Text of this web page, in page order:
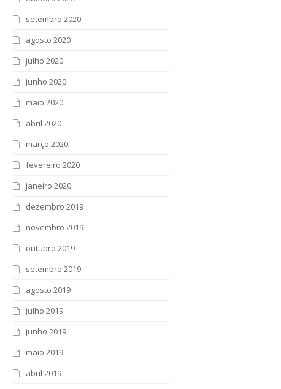
setembro 2020
agosto 2020
julho 2020
junho 2020
maio 2020
abril 2020
março 2020
fevereiro 2020
janeiro 2020
dezembro 2019
novembro 2019
outubro 2019
setembro 2019
agosto 2019
julho 2019
junho 2019
maio 2019
abril 2019